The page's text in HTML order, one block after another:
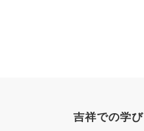
吉祥での学び